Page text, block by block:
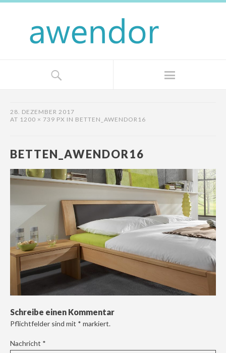
28. DEZEMBER 2017
AT 1200 × 739 PX IN BETTEN_AWENDOR16
BETTEN_AWENDOR16
Schreibe einen Kommentar
Pflichtfelder sind mit * markiert.
Nachricht *